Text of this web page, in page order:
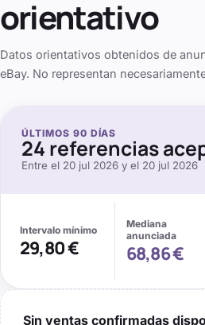
orientativo
Datos orientativos obtenidos de
eBay. No representan
ÚLTIMOS 90 DÍAS
24 referencias
Entre el 20 jul 2026 y el 20 jul 2026
Intervalo mínimo
29,80 €
Mediana
anunciada
68,86 €
Sin ventas confirmadas